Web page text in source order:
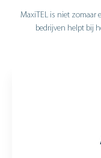
MaxiTEL is niet zomaar
bedrijven helpt bij